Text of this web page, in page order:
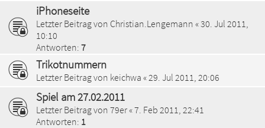
iPhoneseite
Letzter Beitrag von Christian.Lengemann «30. Jul 2011,
10:10
Antworten: 7
Trikotnummern
Letzter Beitrag von keichwa « 29. Jul 2011, 20:06
Spiel am 27.02.2011
Letzter Beitrag von 79er«7. Feb 2011, 22:41
Antworten: 1